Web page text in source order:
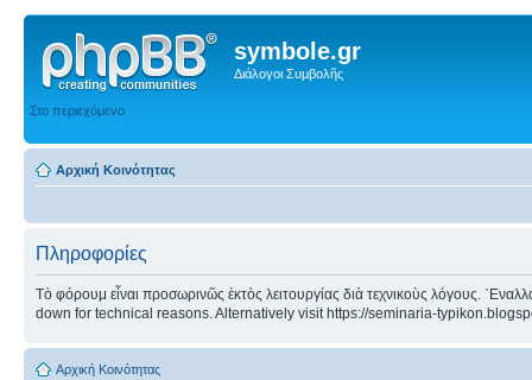
symbole.gr
Διάλογοι Συμβολῆς
Στο περιεχόμενο
Αρχική Κοινότητας
Πληροφορίες
Τὸ φόρουμ εἶναι προσωρινῶς ἐκτὸς λειτουργίας διὰ τεχνικοὺς λόγους.
down for technical reasons. Alternatively visit https://seminaria-
Αρχική Κοινότητας